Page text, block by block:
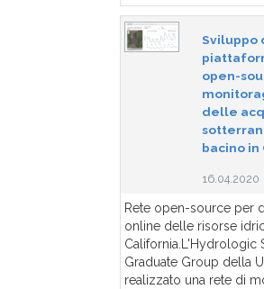
Sviluppo
open-
delle
bacino
16.04.2020
Rete open-source per
online delle risorse
California.L'Hydrologic
Graduate Group della
realizzato una rete di